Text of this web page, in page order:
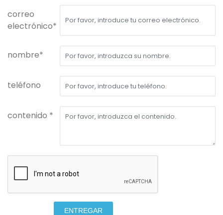
correo
electrónico*
nombre*
teléfono
contenido *
ENTREGAR